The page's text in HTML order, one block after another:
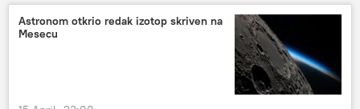
Društvo
Astronom otkrio redak izotop skriven na
Mesecu